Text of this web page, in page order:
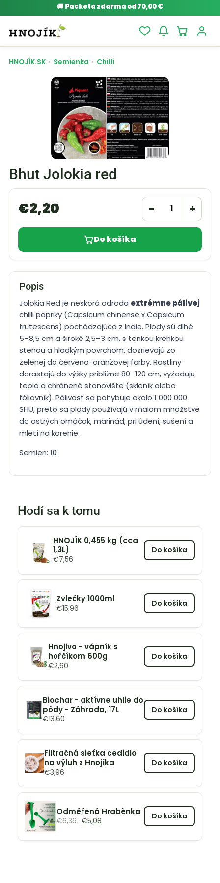
🚚 Packeta zdarma od 70,00 €
HNOJÍK.SK › Semienka › Chilli
Bhut Jolokia red
€2,20 − +
Do košíka
Popis
Jolokia Red je neskorá odroda extrémne pálivej
chilli papriky (Capsicum chinense x Capsicum
frutescens) pochádzajúca z Indie. Plody sú dlhé
5–8,5 cm a široké 2,5–3 cm, s tenkou krehkou
stenou a hladkým povrchom, dozrievajú zo
zelenej do červeno-oranžovej farby. Rastliny
dorastajú do výšky približne 80–120 cm, vyžadujú
teplo a chránené stanovište (skleník alebo
fóliovník). Pálivosť sa pohybuje okolo 1 000 000
SHU, preto sa plody používajú v malom množstve
do ostrých omáčok, marinád, pri údení, sušení a
mletí na korenie.
Semien: 10
Hodí sa k tomu
HNOJÍK 0,455 kg (cca
1,3L)
€7,56
Do košíka
Zvlečky 1000ml
€15,96 Do košíka
Hnojivo - vápník s
hořčíkom 600g
€2,60
Do košíka
Biochar - aktívne uhlie do
pôdy - Záhrada, 17L
€13,60
Do košíka
Filtračná sieťka cedidlo
na výluh z Hnojíka
€3,96
Do košíka
Odměřená Hraběnka
€6,36 €5,08 Do košíka